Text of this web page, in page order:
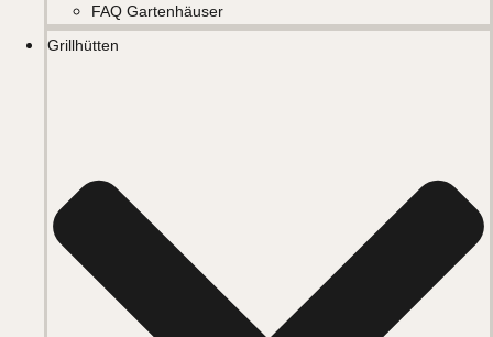
FAQ Gartenhäuser
Grillhütten